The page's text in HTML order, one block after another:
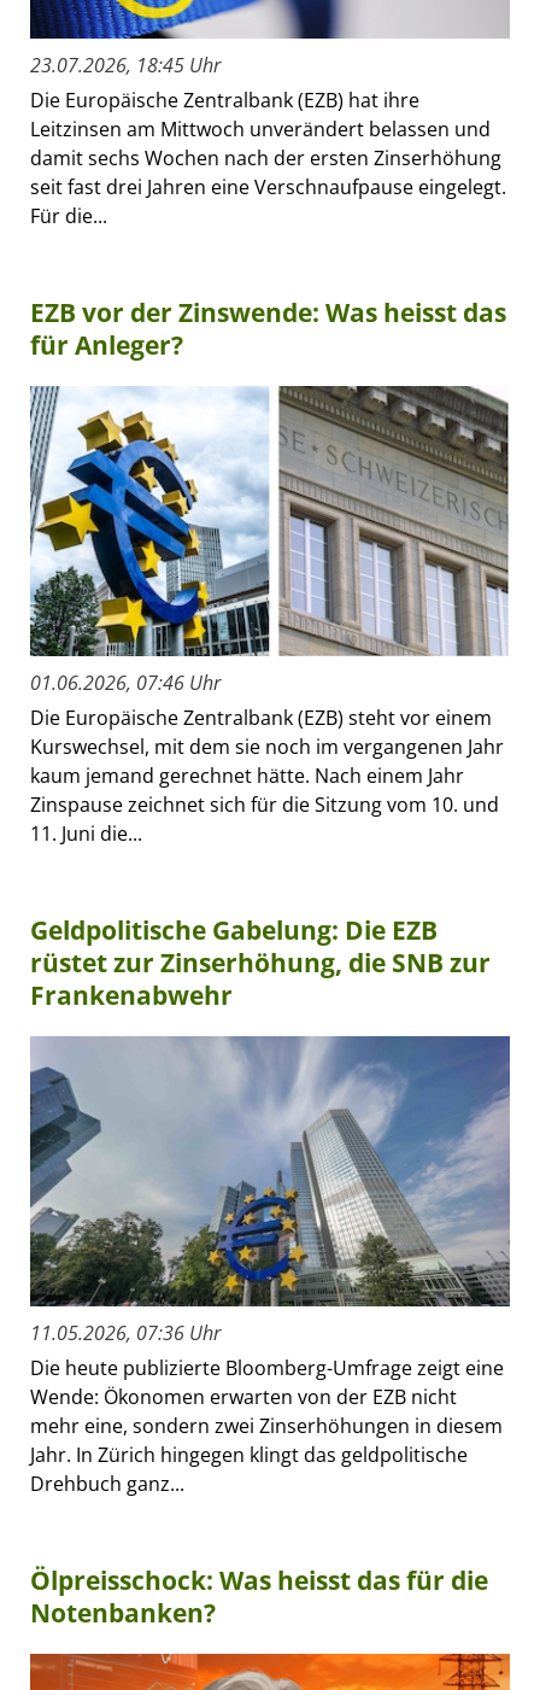
23.07.2026, 18:45 Uhr
Die Europäische Zentralbank (EZB) hat ihre
Leitzinsen am Mittwoch unverändert belassen und
damit sechs Wochen nach der ersten Zinserhöhung
seit fast drei Jahren eine Verschnaufpause eingelegt.
Für die...
EZB vor der Zinswende: Was heisst das
für Anleger?
01.06.2026, 07:46 Uhr
Die Europäische Zentralbank (EZB) steht vor einem
Kurswechsel, mit dem sie noch im vergangenen Jahr
kaum jemand gerechnet hätte. Nach einem Jahr
Zinspause zeichnet sich für die Sitzung vom 10. und
11. Juni die...
Geldpolitische Gabelung: Die EZB
rüstet zur Zinserhöhung, die SNB zur
Frankenabwehr
11.05.2026, 07:36 Uhr
Die heute publizierte Bloomberg-Umfrage zeigt eine
Wende: Ökonomen erwarten von der EZB nicht
mehr eine, sondern zwei Zinserhöhungen in diesem
Jahr. In Zürich hingegen klingt das geldpolitische
Drehbuch ganz...
Ölpreisschock: Was heisst das für die
Notenbanken?